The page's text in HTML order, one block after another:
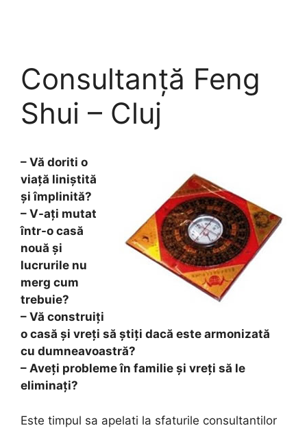
Consultanță Feng
Shui – Cluj
– Vă doriti o
viață liniștită
și împlinită?
– V-ați mutat
într-o casă
nouă și
lucrurile nu
merg cum
trebuie?
– Vă construiți
o casă și vreți să știți dacă este armonizată
cu dumneavoastră?
– Aveți probleme în familie și vreți să le
eliminați?
Este timpul sa apelati la sfaturile consultantilor